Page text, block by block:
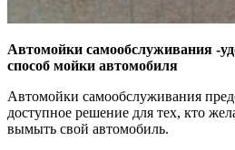
Автомойки самообслуживания -
способ мойки автомобиля
Автомойки самообслуживания
доступное решение для тех, кто
вымыть свой автомобиль.